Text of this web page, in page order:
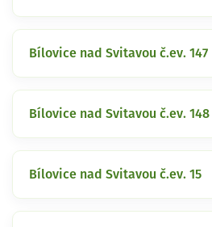
Bílovice nad Svitavou č.ev. 147
Bílovice nad Svitavou č.ev. 148
Bílovice nad Svitavou č.ev. 15